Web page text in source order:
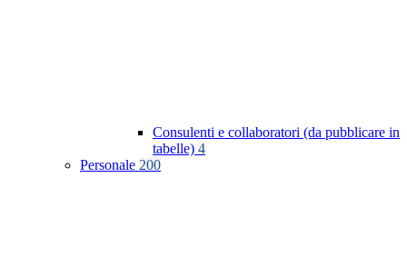
Consulenti e collaboratori (da pubblicare in
tabelle) 4
Personale 200